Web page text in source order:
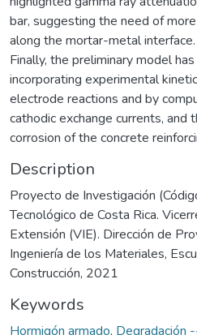
bar, suggesting the need of
along the mortar-metal interface.
Finally, the preliminary model
incorporating experimental
electrode reactions and by
cathodic exchange currents, and
corrosion of the concrete
Description
Proyecto de Investigación
Tecnológico de Costa Rica.
Extensión (VIE). Dirección de
Ingeniería de los Materiales,
Construcción, 2021
Keywords
Hormigón armado, Degradación